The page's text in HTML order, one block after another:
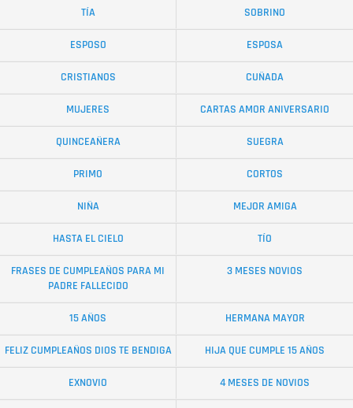
TÍA SOBRINO
ESPOSO ESPOSA
CRISTIANOS CUÑADA
MUJERES CARTAS AMOR ANIVERSARIO
QUINCEAÑERA SUEGRA
PRIMO CORTOS
NIÑA MEJOR AMIGA
HASTA EL CIELO TÍO
FRASES DE CUMPLEAÑOS PARA MI
PADRE FALLECIDO
3 MESES NOVIOS
15 AÑOS HERMANA MAYOR
FELIZ CUMPLEAÑOS DIOS TE BENDIGA HIJA QUE CUMPLE 15 AÑOS
EXNOVIO 4 MESES DE NOVIOS